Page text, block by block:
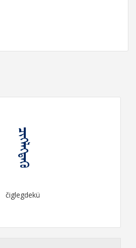
ᠴᠢᠭᠯᠡᠭᠳᠡᠬᠦ
čiglegdekü